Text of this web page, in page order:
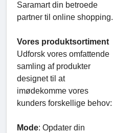
Saramart din betroede
partner til online shopping.
Vores produktsortiment
Udforsk vores omfattende
samling af produkter
designet til at
imødekomme vores
kunders forskellige behov:
Mode: Opdater din